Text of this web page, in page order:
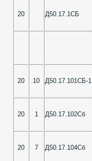
20 Д50.17.1СБ
20 10 Д50.17.101СБ-1
20 1 Д50.17.102Сб
20 7 Д50.17.104Сб